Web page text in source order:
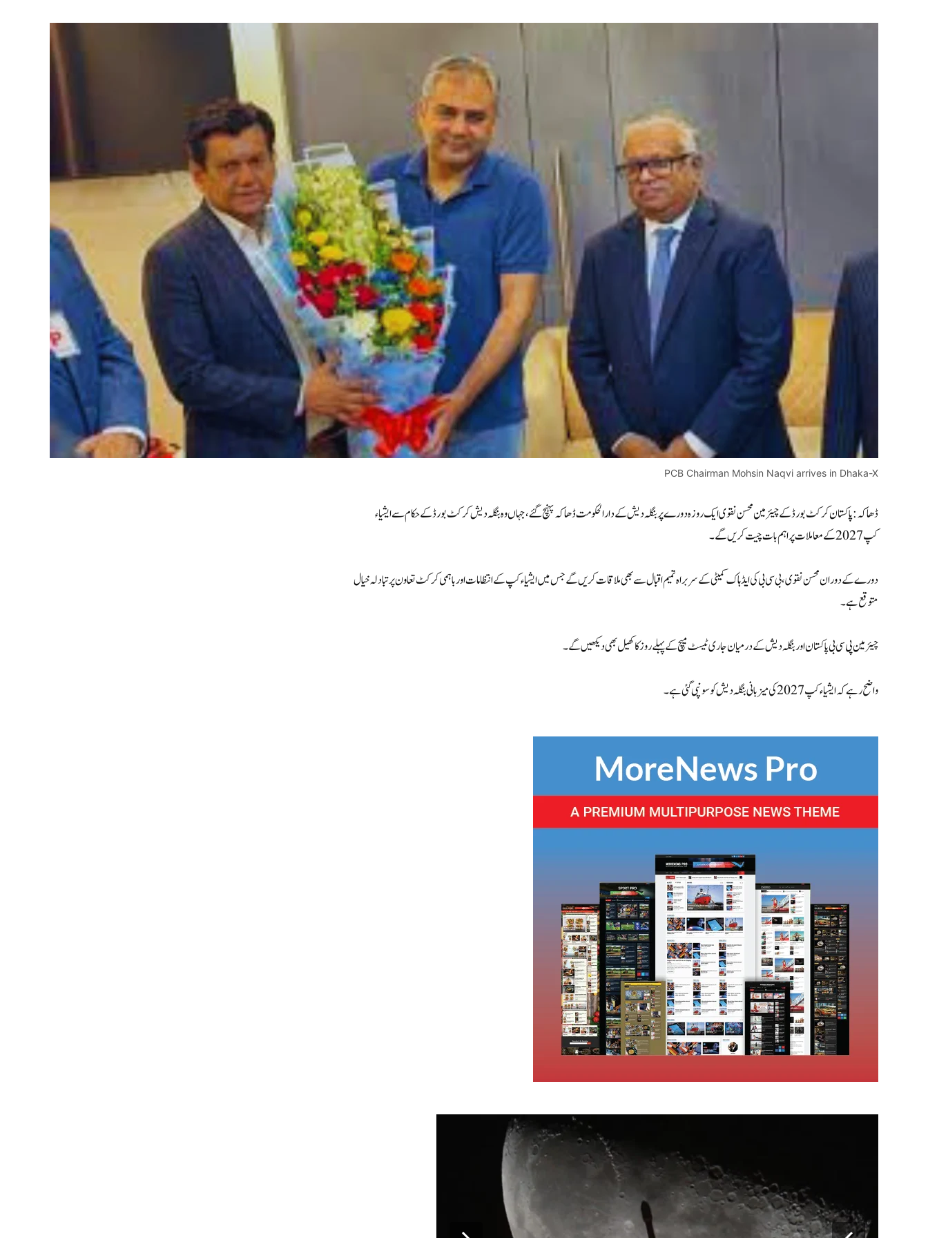
PCB Chairman Mohsin Naqvi arrives in Dhaka-X
ڈھاکہ: پاکستان کرکٹ بورڈ کے چیئرمینمحسن نقویایک روزہ دورے پر بنگلہ دیش کے دارالحکومتڈھاکہپہنچ گئے، جہاں وہ بنگلہ دیش کرکٹ بورڈ کے حکام سے ایشیاء
کپ 2027 کے معاملات پر اہم بات چیت کریں گے۔
دورے کے دوران محسن نقوی، بی سی بی کی ایڈہاک کمیٹی کے سربراہتمیم اقبالسے بھی ملاقات کریں گے جس میں ایشیاء کپ کے انتظامات اور باہمی کرکٹ تعاون پر تبادلہ خیال
متوقع ہے۔
چیئرمین پی سی بی پاکستان اور بنگلہ دیش کے درمیان جاری ٹیسٹ میچ کے پہلے روز کا کھیل بھی دیکھیں گے۔
واضح رہے کہایشیاء کپ 2027 کی میزبانی بنگلہ دیش کو سونپی گئی ہے۔